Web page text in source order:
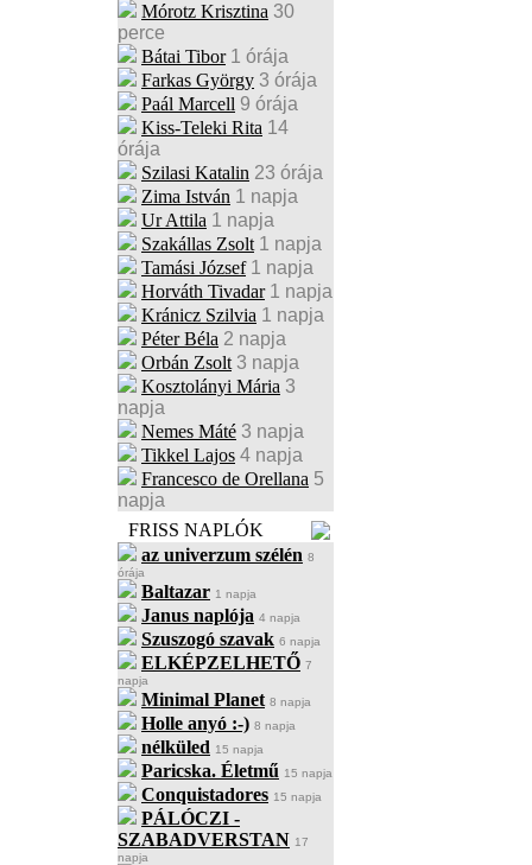
Mórotz Krisztina 30
perce
Bátai Tibor 1 órája
Farkas György 3 órája
Paál Marcell 9 órája
Kiss-Teleki Rita 14
órája
Szilasi Katalin 23 órája
Zima István 1 napja
Ur Attila 1 napja
Szakállas Zsolt 1 napja
Tamási József 1 napja
Horváth Tivadar 1 napja
Kránicz Szilvia 1 napja
Péter Béla 2 napja
Orbán Zsolt 3 napja
Kosztolányi Mária 3
napja
Nemes Máté 3 napja
Tikkel Lajos 4 napja
Francesco de Orellana 5
napja
FRISS NAPLÓK
az univerzum szélén 8
órája
Baltazar 1 napja
Janus naplója 4 napja
Szuszogó szavak 6 napja
ELKÉPZELHETŐ 7
napja
Minimal Planet 8 napja
Holle anyó :-) 8 napja
nélküled 15 napja
Paricska. Életmű 15 napja
Conquistadores 15 napja
PÁLÓCZI -
SZABADVERSTAN 17
napja